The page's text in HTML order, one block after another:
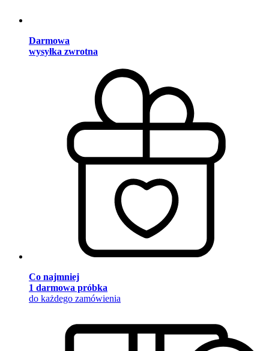
Darmowa
wysyłka zwrotna
Co najmniej
1 darmowa próbka
do każdego zamówienia